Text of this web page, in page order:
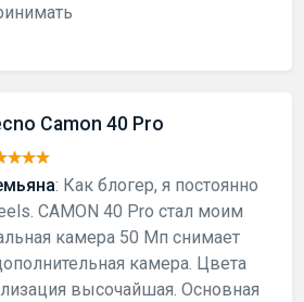
Camon 40 Pro
: Как блогер, я постоянно
CAMON 40 Pro стал моим
камера 50 Мп снимает
камера. Цвета
высочайшая. Основная